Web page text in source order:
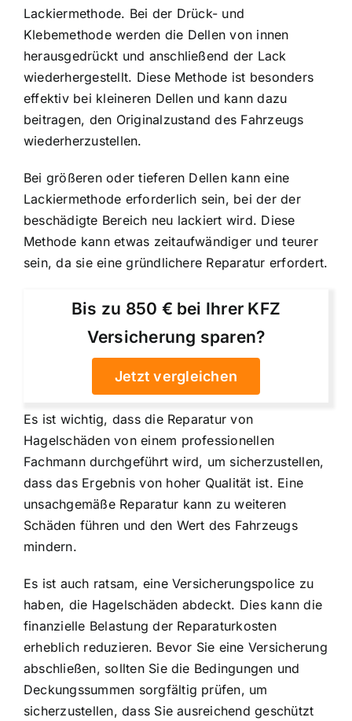
Lackiermethode. Bei der Drück- und
Klebemethode werden die Dellen von innen
herausgedrückt und anschließend der Lack
wiederhergestellt. Diese Methode ist besonders
effektiv bei kleineren Dellen und kann dazu
beitragen, den Originalzustand des Fahrzeugs
wiederherzustellen.
Bei größeren oder tieferen Dellen kann eine
Lackiermethode erforderlich sein, bei der der
beschädigte Bereich neu lackiert wird. Diese
Methode kann etwas zeitaufwändiger und teurer
sein, da sie eine gründlichere Reparatur erfordert.
Bis zu 850 € bei Ihrer KFZ
Versicherung sparen?
Jetzt vergleichen
Es ist wichtig, dass die Reparatur von
Hagelschäden von einem professionellen
Fachmann durchgeführt wird, um sicherzustellen,
dass das Ergebnis von hoher Qualität ist. Eine
unsachgemäße Reparatur kann zu weiteren
Schäden führen und den Wert des Fahrzeugs
mindern.
Es ist auch ratsam, eine Versicherungspolice zu
haben, die Hagelschäden abdeckt. Dies kann die
finanzielle Belastung der Reparaturkosten
erheblich reduzieren. Bevor Sie eine Versicherung
abschließen, sollten Sie die Bedingungen und
Deckungssummen sorgfältig prüfen, um
sicherzustellen, dass Sie ausreichend geschützt